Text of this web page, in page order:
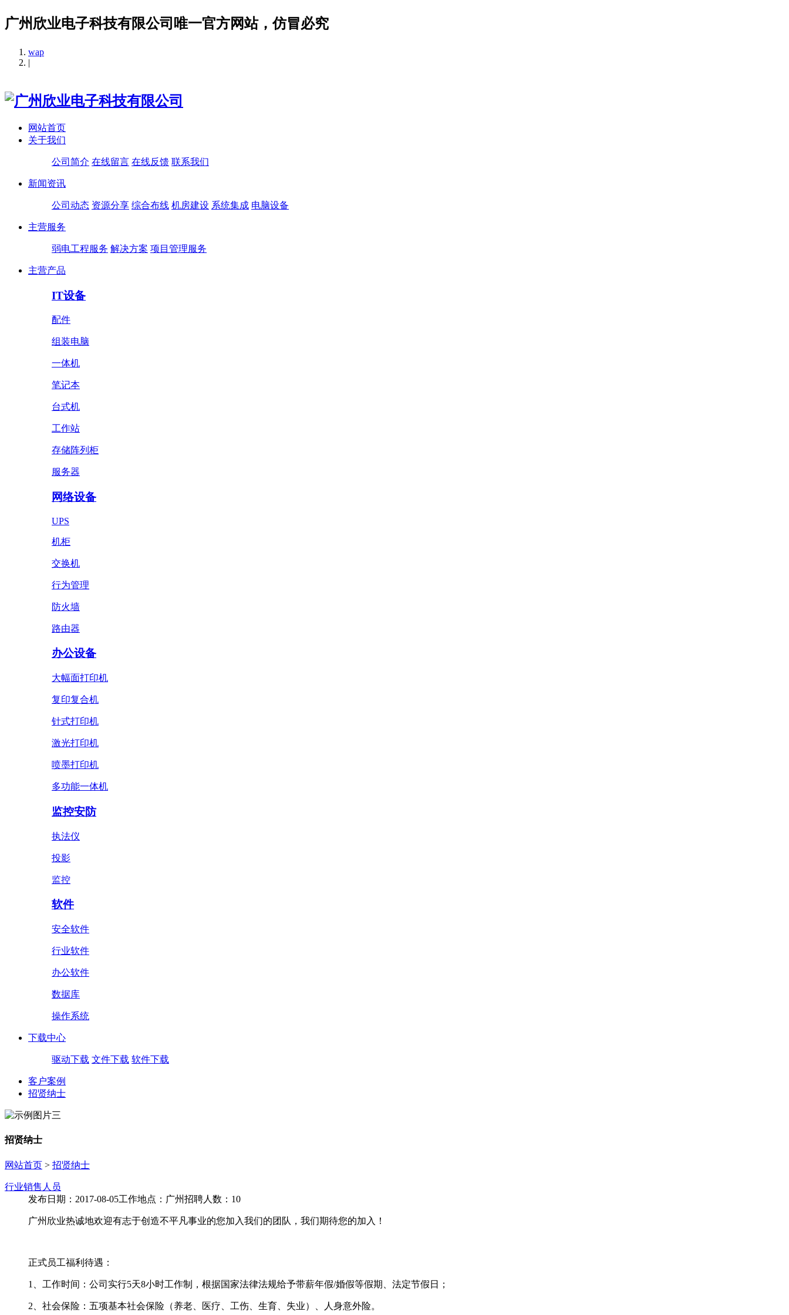
广州欣业电子科技有限公司唯一官方网站，仿冒必究
wap
|
网站首页
关于我们
公司简介 在线留言 在线反馈 联系我们
新闻资讯
公司动态 资源分享 综合布线 机房建设 系统集成 电脑设备
主营服务
弱电工程服务 解决方案 项目管理服务
主营产品
IT设备
配件
组装电脑
一体机
笔记本
台式机
工作站
存储阵列柜
服务器
网络设备
UPS
机柜
交换机
行为管理
防火墙
路由器
办公设备
大幅面打印机
复印复合机
针式打印机
激光打印机
喷墨打印机
多功能一体机
监控安防
执法仪
投影
监控
软件
安全软件
行业软件
办公软件
数据库
操作系统
下载中心
驱动下载 文件下载 软件下载
客户案例
招贤纳士
招贤纳士
网站首页 > 招贤纳士
行业销售人员
发布日期：2017-08-05工作地点：广州招聘人数：10
广州欣业热诚地欢迎有志于创造不平凡事业的您加入我们的团队，我们期待您的加入！
正式员工福利待遇：
1、工作时间：公司实行5天8小时工作制，根据国家法律法规给予带薪年假/婚假等假期、法定节假日；
2、社会保险：五项基本社会保险（养老、医疗、工伤、生育、失业）、人身意外险。